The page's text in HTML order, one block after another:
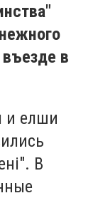
въезде в
и елши
В